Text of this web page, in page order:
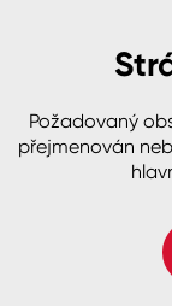
B2B
Česko
Spreje
Požadovaný
přejmenován